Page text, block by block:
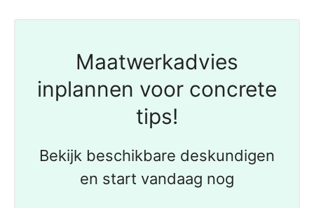
Maatwerkadvies
inplannen voor concrete
tips!
Bekijk beschikbare deskundigen
en start vandaag nog